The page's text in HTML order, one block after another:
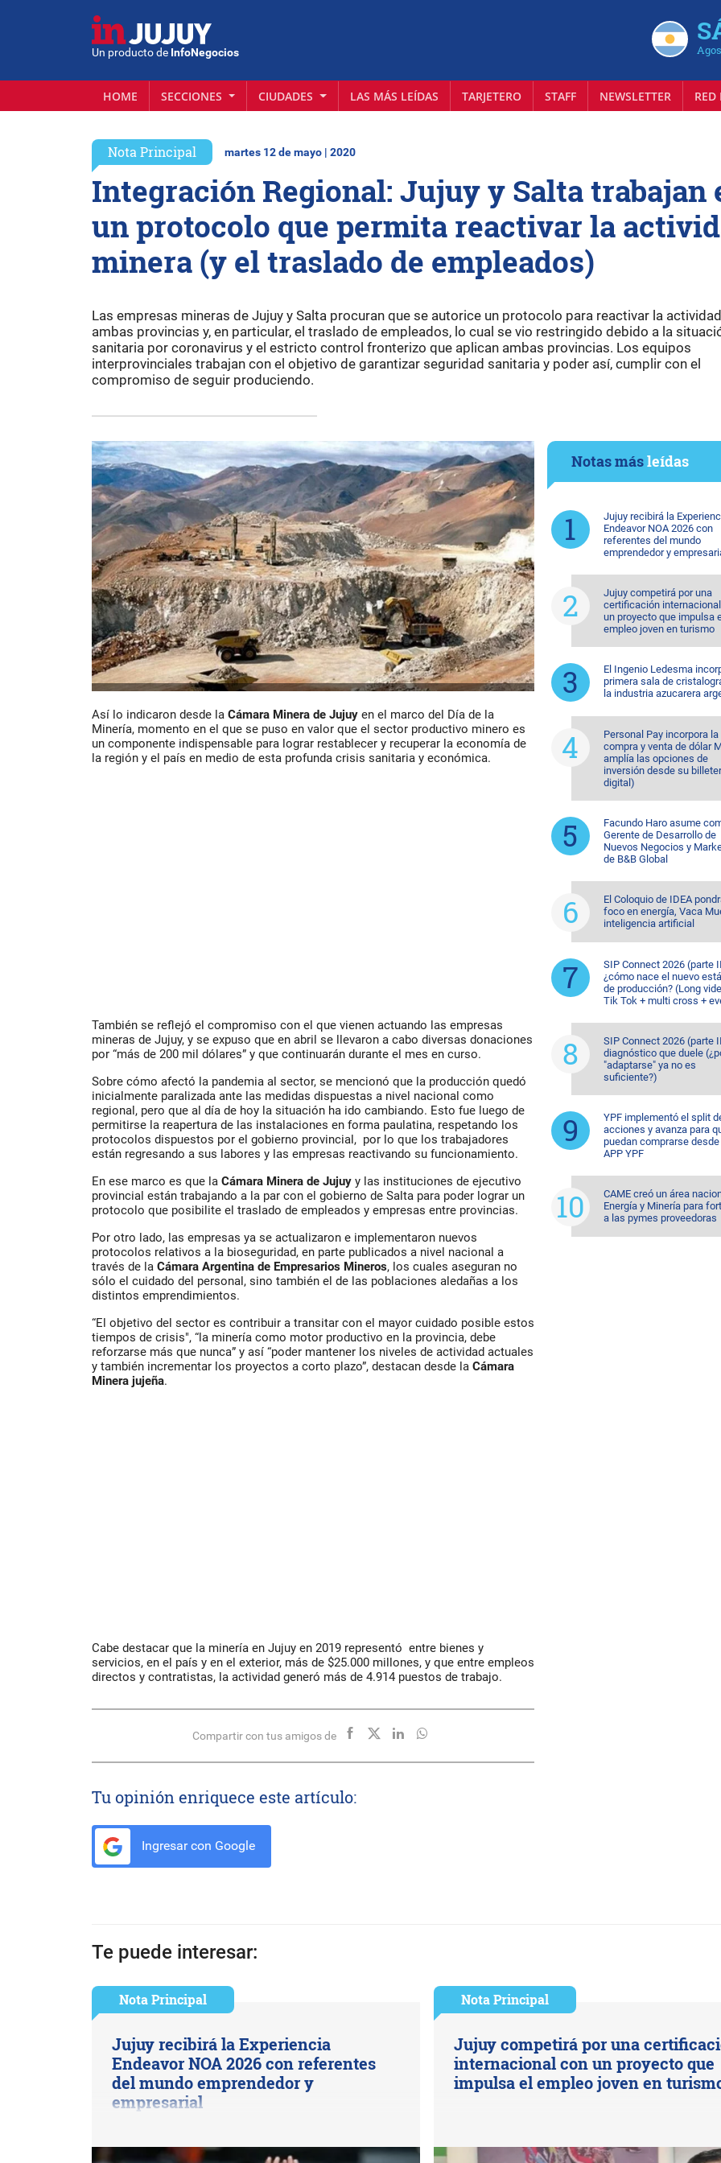
Un producto de InfoNegocios
HOME SECCIONES CIUDADES LAS MÁS LEÍDAS TARJETERO STAFF NEWSLETTER RED
Nota Principal martes 12 de mayo | 2020
Integración Regional: Jujuy y Salta trabajan
un protocolo que permita reactivar la
minera (y el traslado de empleados)
Las empresas mineras de Jujuy y Salta procuran que se autorice un protocolo para reactivar la
ambas provincias y, en particular, el traslado de empleados, lo cual se vio restringido debido a la
sanitaria por coronavirus y el estricto control fronterizo que aplican ambas provincias. Los equipos
interprovinciales trabajan con el objetivo de garantizar seguridad sanitaria y poder así, cumplir con el
compromiso de seguir produciendo.
Así lo indicaron desde la Cámara Minera de Jujuy en el marco del Día de la
Minería, momento en el que se puso en valor que el sector productivo minero es
un componente indispensable para lograr restablecer y recuperar la economía de
la región y el país en medio de esta profunda crisis sanitaria y económica.
También se reflejó el compromiso con el que vienen actuando las empresas
mineras de Jujuy, y se expuso que en abril se llevaron a cabo diversas donaciones
por “más de 200 mil dólares” y que continuarán durante el mes en curso.
Sobre cómo afectó la pandemia al sector, se mencionó que la producción quedó
inicialmente paralizada ante las medidas dispuestas a nivel nacional como
regional, pero que al día de hoy la situación ha ido cambiando. Esto fue luego de
permitirse la reapertura de las instalaciones en forma paulatina, respetando los
protocolos dispuestos por el gobierno provincial, por lo que los trabajadores
están regresando a sus labores y las empresas reactivando su funcionamiento.
En ese marco es que la Cámara Minera de Jujuy y las instituciones de ejecutivo
provincial están trabajando a la par con el gobierno de Salta para poder lograr un
protocolo que posibilite el traslado de empleados y empresas entre provincias.
Por otro lado, las empresas ya se actualizaron e implementaron nuevos
protocolos relativos a la bioseguridad, en parte publicados a nivel nacional a
través de la Cámara Argentina de Empresarios Mineros, los cuales aseguran no
sólo el cuidado del personal, sino también el de las poblaciones aledañas a los
distintos emprendimientos.
“El objetivo del sector es contribuir a transitar con el mayor cuidado posible estos
tiempos de crisis", “la minería como motor productivo en la provincia, debe
reforzarse más que nunca” y así “poder mantener los niveles de actividad actuales
y también incrementar los proyectos a corto plazo”, destacan desde la Cámara
Minera jujeña.
Cabe destacar que la minería en Jujuy en 2019 representó entre bienes y
servicios, en el país y en el exterior, más de $25.000 millones, y que entre empleos
directos y contratistas, la actividad generó más de 4.914 puestos de trabajo.
Compartir con tus amigos de
Tu opinión enriquece este artículo:
Ingresar con Google
Notas másleídas
Jujuy recibirá la
Endeavor NOA 2026 con
referentes del mundo
emprendedor y
Jujuy competirá por una
certificación
un proyecto que impulsa
empleo joven en turismo
El Ingenio Ledesma
primera sala de
la industria azucarera
Personal Pay incorpora la
compra y venta de dólar
amplía las opciones de
inversión desde su
digital)
Facundo Haro asume
Gerente de Desarrollo de
Nuevos Negocios y
de B&B Global
El Coloquio de IDEA
foco en energía, Vaca
inteligencia artificial
SIP Connect 2026 (parte
¿cómo nace el nuevo
de producción? (Long
Tik Tok + multi cross +
SIP Connect 2026 (parte
diagnóstico que duele
"adaptarse" ya no es
suficiente?)
YPF implementó el split
acciones y avanza para
puedan comprarse desde
APP YPF
CAME creó un área
Energía y Minería para
a las pymes proveedoras
Te puede interesar:
Nota Principal
Jujuy recibirá la Experiencia
Endeavor NOA 2026 con referentes
del mundo emprendedor y
empresarial
Nota Principal
Jujuy competirá por una
internacional con un proyecto que
impulsa el empleo joven en